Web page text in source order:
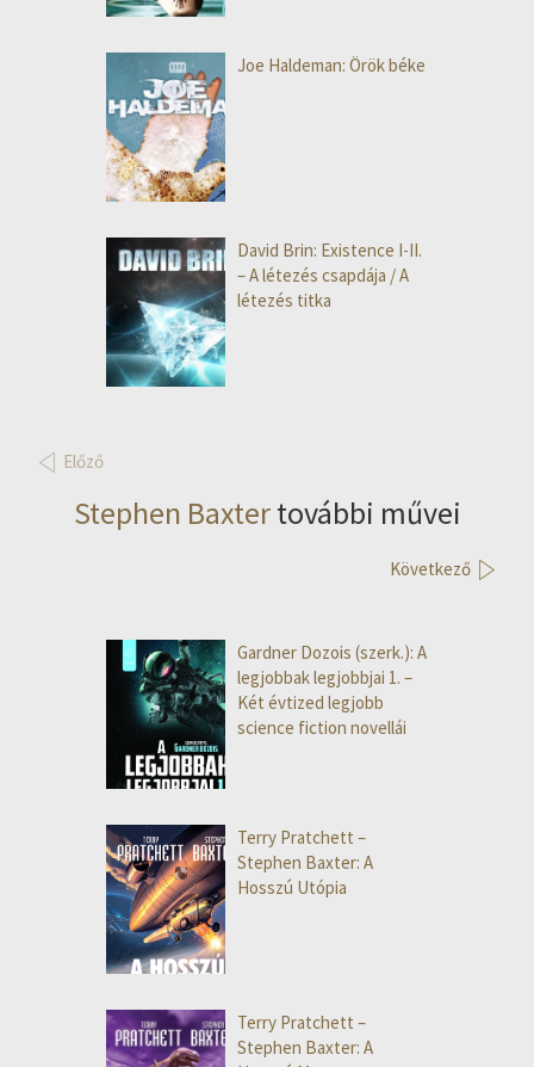
Joe Haldeman: Örök béke
David Brin: Existence I-II.
– A létezés csapdája / A
létezés titka
Előző
Stephen Baxtertovábbi művei
Következő
Gardner Dozois (szerk.): A
legjobbak legjobbjai 1. –
Két évtized legjobb
science fiction novellái
Terry Pratchett –
Stephen Baxter: A
Hosszú Utópia
Terry Pratchett –
Stephen Baxter: A